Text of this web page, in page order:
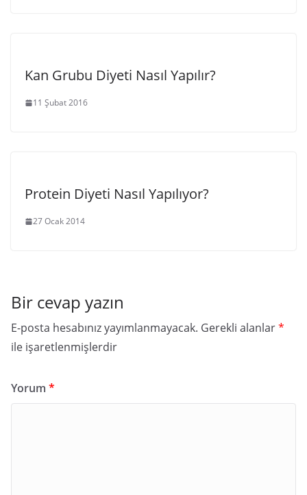
Kan Grubu Diyeti Nasıl Yapılır?
11 Şubat 2016
Protein Diyeti Nasıl Yapılıyor?
27 Ocak 2014
Bir cevap yazın
E-posta hesabınız yayımlanmayacak. Gerekli alanlar*
ile işaretlenmişlerdir
Yorum *